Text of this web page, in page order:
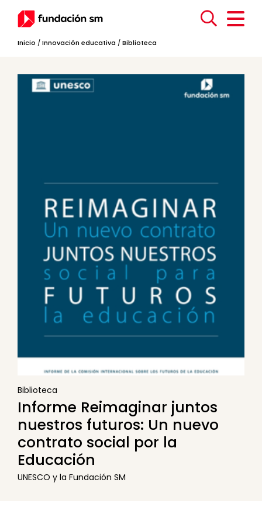
Inicio /Innovación educativa /Biblioteca
Biblioteca
Informe Reimaginar juntos
nuestros futuros: Un nuevo
contrato social por la
Educación
UNESCO y la Fundación SM